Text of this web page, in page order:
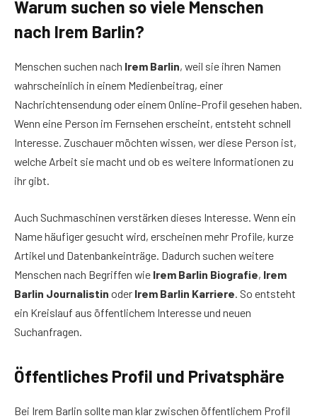
Warum suchen so viele Menschen
nach Irem Barlin?
Menschen suchen nach Irem Barlin, weil sie ihren Namen
wahrscheinlich in einem Medienbeitrag, einer
Nachrichtensendung oder einem Online-Profil gesehen haben.
Wenn eine Person im Fernsehen erscheint, entsteht schnell
Interesse. Zuschauer möchten wissen, wer diese Person ist,
welche Arbeit sie macht und ob es weitere Informationen zu
ihr gibt.
Auch Suchmaschinen verstärken dieses Interesse. Wenn ein
Name häufiger gesucht wird, erscheinen mehr Profile, kurze
Artikel und Datenbankeinträge. Dadurch suchen weitere
Menschen nach Begriffen wie Irem Barlin Biografie, Irem
Barlin Journalistin oder Irem Barlin Karriere . So entsteht
ein Kreislauf aus öffentlichem Interesse und neuen
Suchanfragen.
Öffentliches Profil und Privatsphäre
Bei Irem Barlin sollte man klar zwischen öffentlichem Profil